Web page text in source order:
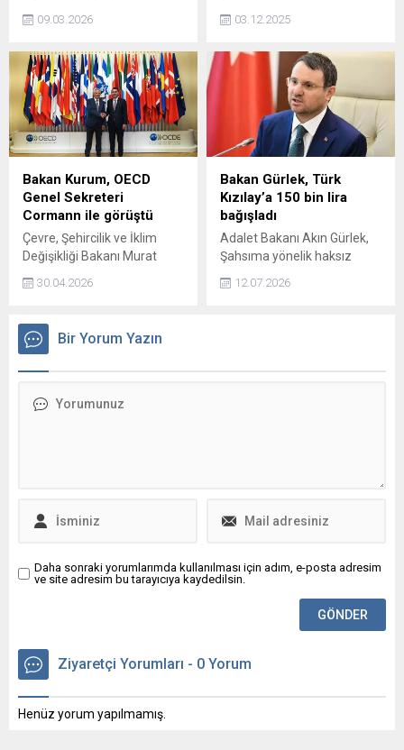
Son Mısrası” Yolda Türk
çeken çalışmalarıyla
adından söz ettiren
Oğuzhan Taşcı, yeni single
projesiyle dinleyicileriyle
buluşmaya hazırlanıyor.
Şubat ayında yayımladığı
“Beni Bana Kırdırmayın” adlı
single çalışmasıyla önemli
bir çıkış yakalayan sanatçı,
yeni eseri “Kasım’ın Son
Mısrası” için hazırlıklara
başladı. Şubat ayında...
09.03.2026
serisi raflardaki yerini aldı.
oluşan bu koleksiyonda en
üst modelin fiyatı 555 bin TL
olarak duyuruldu.
03.12.2025
Bakan Kurum, OECD
Genel Sekreteri
Cormann ile görüştü
Çevre, Şehircilik ve İklim
Değişikliği Bakanı Murat
Paris'teki temasları
Sekreteri Mathias Cormann
ile bir araya geldi.
30.04.2026
Bakan Gürlek, Türk
Kızılay’a 150 bin lira
bağışladı
Adalet Bakanı Akın Gürlek,
Şahsıma yönelik haksız
olduğum bir manevi
12.07.2026
Bir Yorum Yazın
Daha sonraki yorumlarımda kullanılması için adım, e-posta adresim
ve site adresim bu tarayıcıya kaydedilsin.
Ziyaretçi Yorumları - 0 Yorum
Henüz yorum yapılmamış.